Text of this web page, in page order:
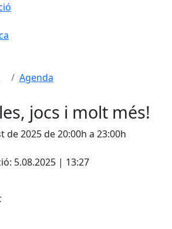
Agenda
jocs i molt més!
de 2025 de 20:00h a 23:00h
5.08.2025 | 13:27